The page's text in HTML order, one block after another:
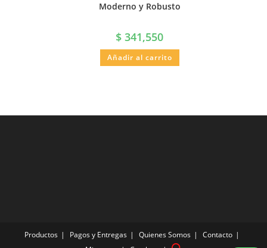
Moderno y Robusto
$ 341,550
Añadir al carrito
Productos Pagos y Entregas Quienes Somos
Contacto